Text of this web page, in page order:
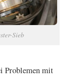
Sieb
Problemen mit